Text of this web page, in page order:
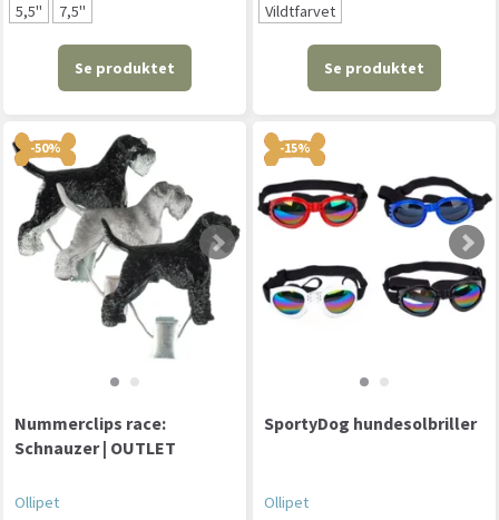
5,5" 7,5"
Se produktet
Vildtfarvet
Se produktet
-50%
Nummerclips race:
Schnauzer | OUTLET
Ollipet
-15%
SportyDog hundesolbriller
Ollipet